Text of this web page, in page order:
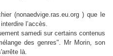
(nonaedvige.ras.eu.org ) que le
l’accès.
samedi sur certains contenus
des genres". Mr Morin, son
là.